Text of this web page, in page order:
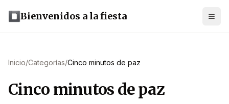
Bienvenidos a la fiesta
Inicio/Categorías/Cinco minutos de paz
Cinco minutos de paz